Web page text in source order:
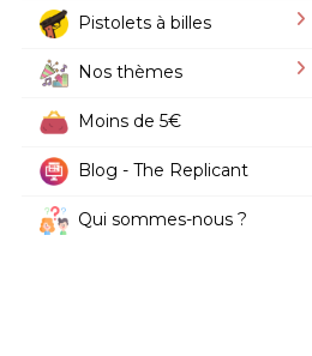
Pistolets à billes
Nos thèmes
Moins de 5€
Blog - The Replicant
Qui sommes-nous ?